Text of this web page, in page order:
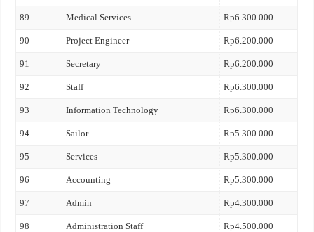
89 Medical Services Rp6.300.000
90 Project Engineer Rp6.200.000
91 Secretary Rp6.200.000
92 Staff Rp6.300.000
93 Information Technology Rp6.300.000
94 Sailor Rp5.300.000
95 Services Rp5.300.000
96 Accounting Rp5.300.000
97 Admin Rp4.300.000
98 Administration Staff Rp4.500.000